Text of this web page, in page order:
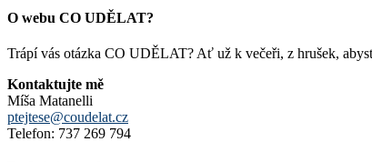
O webu CO UDĚLAT?
Trápí vás otázka CO UDĚLAT? Ať už k večeři, z hrušek,
Kontaktujte mě
Míša Matanelli
ptejtese@coudelat.cz
Telefon: 737 269 794